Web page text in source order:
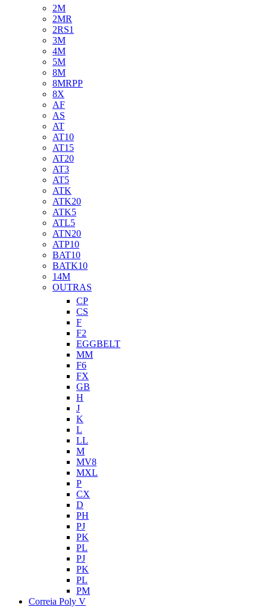
2M
2MR
2RS1
3M
4M
5M
8M
8MRPP
8X
AF
AS
AT
AT10
AT15
AT20
AT3
AT5
ATK
ATK20
ATK5
ATL5
ATN20
ATP10
BAT10
BATK10
14M
OUTRAS
CP
CS
F
F2
EGGBELT
MM
F6
FX
GB
H
J
K
L
LL
M
MV8
MXL
P
CX
D
PH
PJ
PK
PL
PJ
PK
PL
PM
Correia Poly V